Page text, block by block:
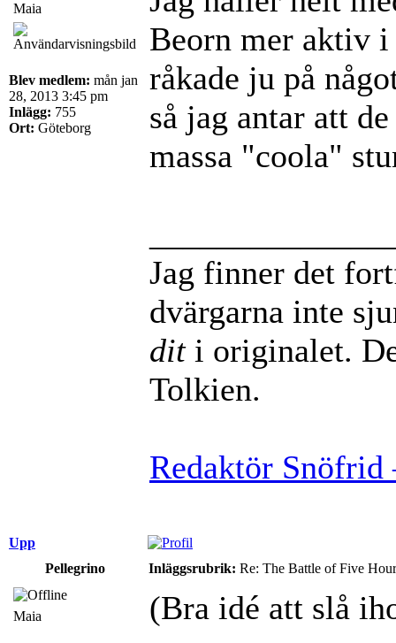
Maia
Blev medlem: mån jan
28, 2013 3:45 pm
Inlägg: 755
Ort: Göteborg
Beorn mer aktiv i
råkade ju på
så jag antar att
massa "coola"
Jag finner det
dvärgarna inte
diti originalet.
Tolkien.
Redaktör
Upp
Pellegrino
Inläggsrubrik: Re: The Battle of Five
Maia (Bra idé att slå